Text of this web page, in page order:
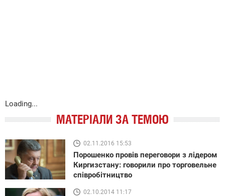
Loading...
МАТЕРІАЛИ ЗА ТЕМОЮ
02.11.2016 15:53
Порошенко провів переговори з лідером
Киргизстану: говорили про торговельне
співробітництво
02.10.2014 11:17